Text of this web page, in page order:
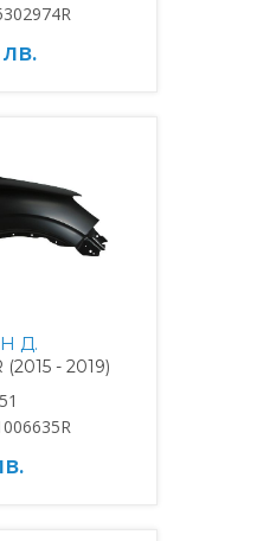
Д.
- 2019)